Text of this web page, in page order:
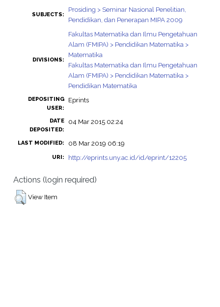
SUBJECTS:
Prosiding > Seminar Nasional Penelitian,
Pendidikan, dan Penerapan MIPA 2009
DIVISIONS:
Fakultas Matematika dan Ilmu Pengetahuan
Alam (FMIPA) > Pendidikan Matematika >
Matematika
Fakultas Matematika dan Ilmu Pengetahuan
Alam (FMIPA) > Pendidikan Matematika >
Pendidikan Matematika
DEPOSITING
USER:
Eprints
DATE
DEPOSITED:
04 Mar 2015 02:24
LAST MODIFIED: 08 Mar 2019 06:19
URI: http://eprints.uny.ac.id/id/eprint/12205
Actions (login required)
View Item